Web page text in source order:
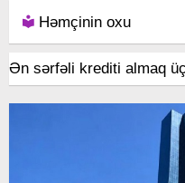
Həmçinin oxu
Ən sərfəli krediti almaq